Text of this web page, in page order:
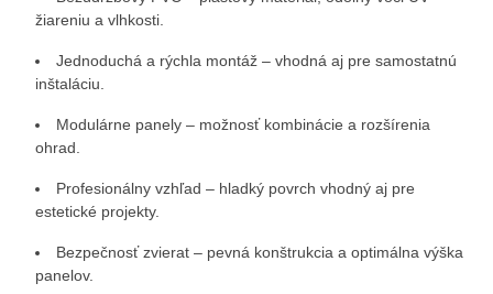
žiareniu a vlhkosti.
Jednoduchá a rýchla montáž – vhodná aj pre samostatnú
inštaláciu.
Modulárne panely – možnosť kombinácie a rozšírenia
ohrad.
Profesionálny vzhľad – hladký povrch vhodný aj pre
estetické projekty.
Bezpečnosť zvierat – pevná konštrukcia a optimálna výška
panelov.